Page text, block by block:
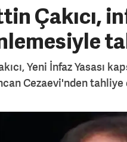
Çakıcı,
Yeni İnfaz Yasası
Cezaevi'nden tahliye